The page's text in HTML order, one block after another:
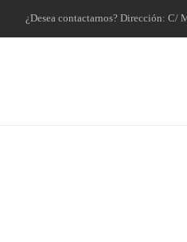
¿Desea contactarnos? Dirección: C/